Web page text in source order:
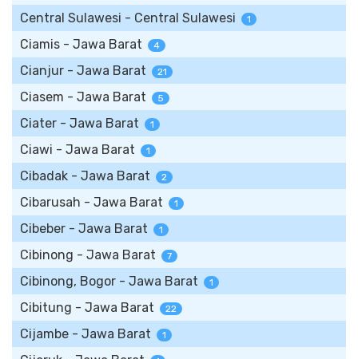
Central Sulawesi - Central Sulawesi 1
Ciamis - Jawa Barat 4
Cianjur - Jawa Barat 21
Ciasem - Jawa Barat 5
Ciater - Jawa Barat 1
Ciawi - Jawa Barat 1
Cibadak - Jawa Barat 2
Cibarusah - Jawa Barat 1
Cibeber - Jawa Barat 1
Cibinong - Jawa Barat 7
Cibinong, Bogor - Jawa Barat 1
Cibitung - Jawa Barat 22
Cijambe - Jawa Barat 1